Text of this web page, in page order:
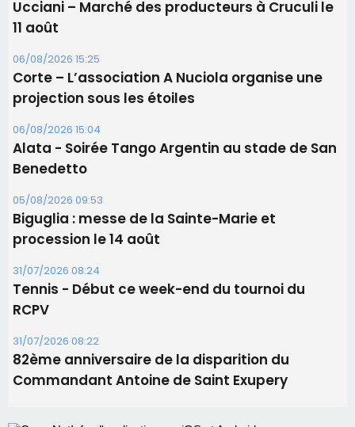
Les brèves
06/08/2026 15:57
Ucciani – Marché des producteurs à Cruculi le
11 août
06/08/2026 15:25
Corte – L’association A Nuciola organise une
projection sous les étoiles
06/08/2026 15:04
Alata - Soirée Tango Argentin au stade de San
Benedetto
05/08/2026 09:53
Biguglia : messe de la Sainte-Marie et
procession le 14 août